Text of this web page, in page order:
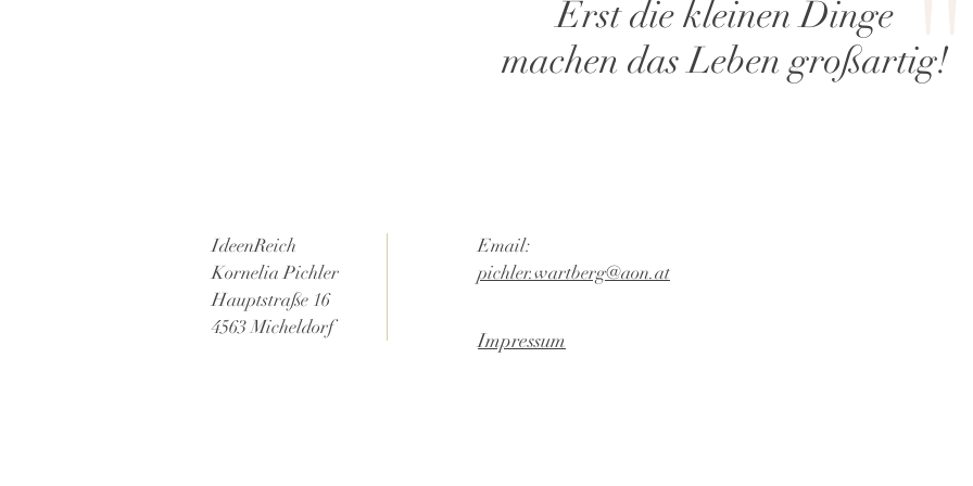
"
Erst die kleinen Dinge
machen das Leben großartig!
IdeenReich
Kornelia Pichler
Hauptstraße 16
4563 Micheldorf
Email:
pichler.wartberg@aon.at
Impressum